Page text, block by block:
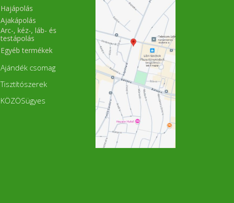
Hajápolás
Ajakápolás
Arc-, kéz-, láb- és
testápolás
Egyéb termékek
Ajándék csomag
Tisztítószerek
KÖZÖSügyes